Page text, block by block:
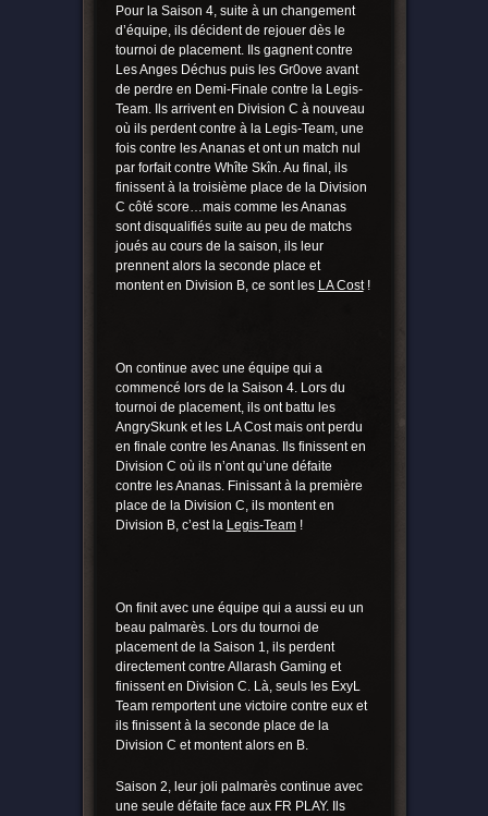
Pour la Saison 4, suite à un changement
d’équipe, ils décident de rejouer dès le
tournoi de placement. Ils gagnent contre
Les Anges Déchus puis les Gr0ove avant
de perdre en Demi-Finale contre la Legis-
Team. Ils arrivent en Division C à nouveau
où ils perdent contre à la Legis-Team, une
fois contre les Ananas et ont un match nul
par forfait contre Whîte Skîn. Au final, ils
finissent à la troisième place de la Division
C côté score…mais comme les Ananas
sont disqualifiés suite au peu de matchs
joués au cours de la saison, ils leur
prennent alors la seconde place et
montent en Division B, ce sont les LA Cost!
On continue avec une équipe qui a
commencé lors de la Saison 4. Lors du
tournoi de placement, ils ont battu les
AngrySkunk et les LA Cost mais ont perdu
en finale contre les Ananas. Ils finissent en
Division C où ils n’ont qu’une défaite
contre les Ananas. Finissant à la première
place de la Division C, ils montent en
Division B, c’est la Legis-Team!
On finit avec une équipe qui a aussi eu un
beau palmarès. Lors du tournoi de
placement de la Saison 1, ils perdent
directement contre Allarash Gaming et
finissent en Division C. Là, seuls les ExyL
Team remportent une victoire contre eux et
ils finissent à la seconde place de la
Division C et montent alors en B.
Saison 2, leur joli palmarès continue avec
une seule défaite face aux FR PLAY. Ils